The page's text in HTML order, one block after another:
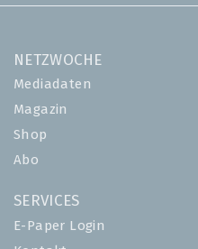
NETZWOCHE
Mediadaten
Magazin
Shop
Abo
SERVICES
E-Paper Login